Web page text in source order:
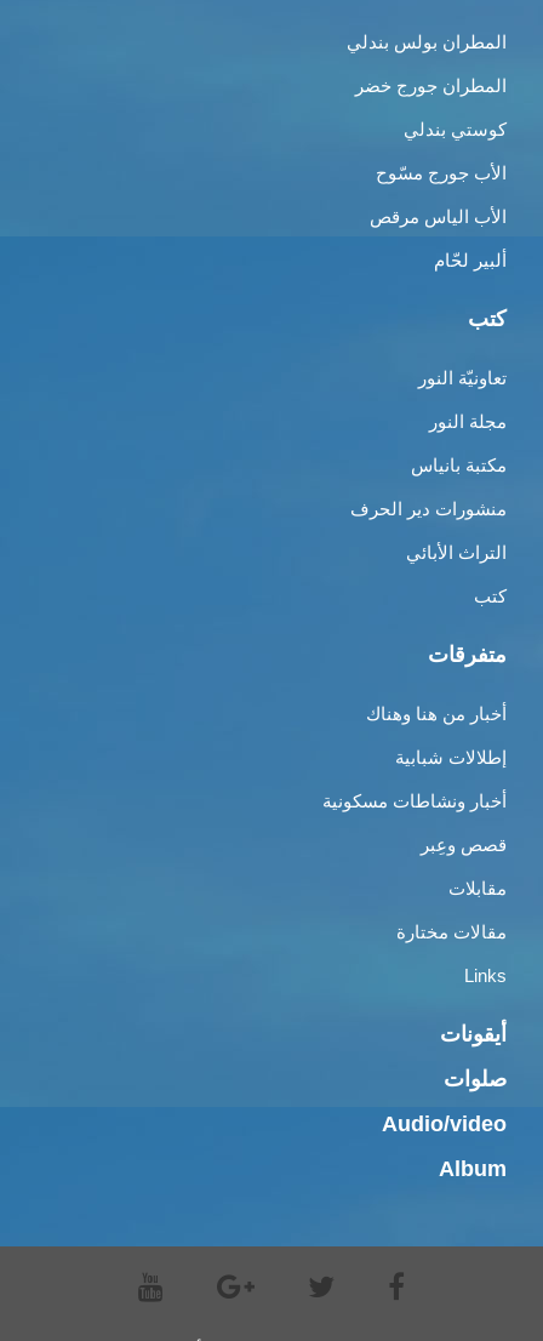
بولس بندلي
جورج خضر
بندلي
جورج مسّوح
الياس مرقص
لحّام
النور
النور
بانياس
دير الحرف
الأبائي
من هنا وهناك
شبابية
ونشاطات مسكونية
وعِبر
مختارة
Audio/